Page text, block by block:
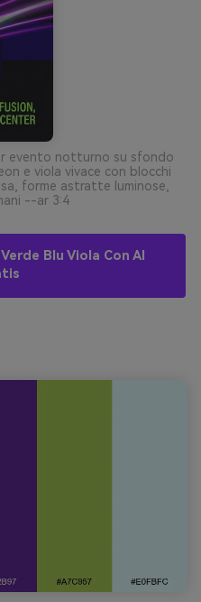
evento notturno su sfondo
e viola vivace con blocchi
forme astratte luminose,
--ar 3:4
Blu Viola Con AI